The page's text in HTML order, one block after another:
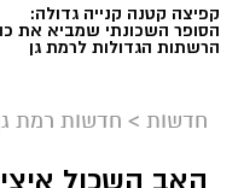
האירועים:
קפיצה קטנה קנייה גדולה:
הסופר השכונתי שמביא את
הרשתות הגדולות לרמת גן
חדשות > חדשות רמת
האב השכול